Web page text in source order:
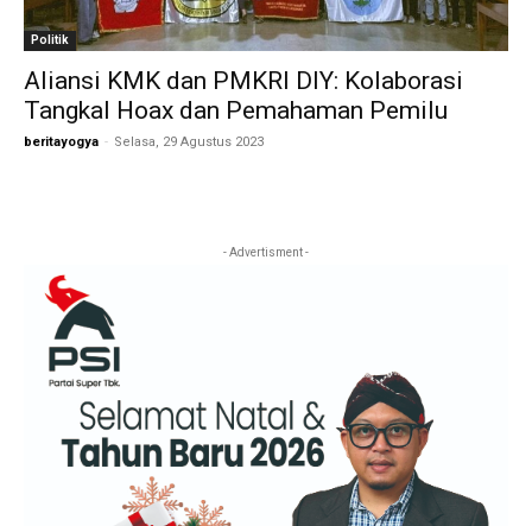
Politik
Aliansi KMK dan PMKRI DIY: Kolaborasi
Tangkal Hoax dan Pemahaman Pemilu
beritayogya - Selasa, 29 Agustus 2023
- Advertisment -